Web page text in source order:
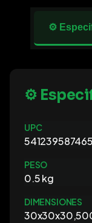
⚙️
⚙️
UPC
541239587465
PESO
0.5 kg
DIMENSIONES